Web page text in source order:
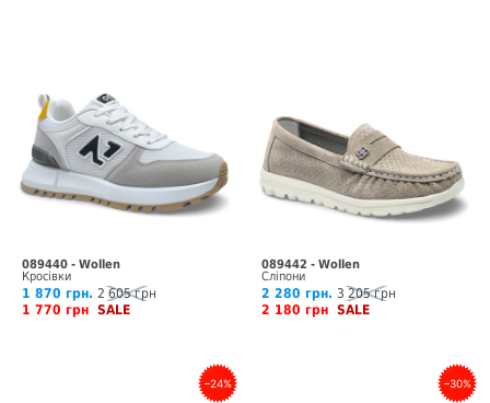
089440 - Wollen
Кросівки
1 870 грн. 2 605 грн
1 770 грн SALE
089442 - Wollen
Сліпони
2 280 грн. 3 205 грн
2 180 грн SALE
–24% –30%